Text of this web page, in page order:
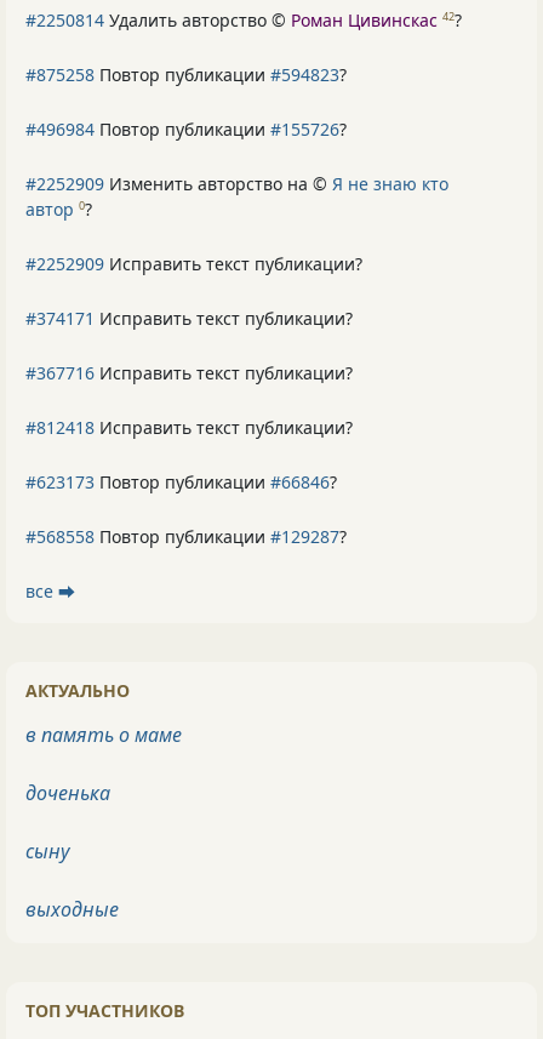
#2250814 Удалить авторство © Роман Цивинскас 42?
#875258 Повтор публикации #594823?
#496984 Повтор публикации #155726?
#2252909 Изменить авторство на © Я не знаю кто
автор 0?
#2252909 Исправить текст публикации?
#374171 Исправить текст публикации?
#367716 Исправить текст публикации?
#812418 Исправить текст публикации?
#623173 Повтор публикации #66846?
#568558 Повтор публикации #129287?
все ⮕
АКТУАЛЬНО
в память о маме
доченька
сыну
выходные
ТОП УЧАСТНИКОВ